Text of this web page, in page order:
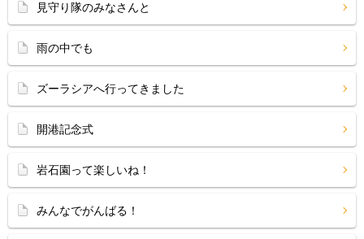
見守り隊のみなさんと
雨の中でも
ズーラシアへ行ってきました
開港記念式
岩石園って楽しいね！
みんなでがんばる！